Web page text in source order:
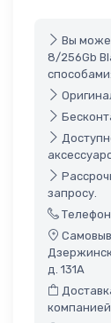
Вы
8/256Gb
способами:
запросу.
д. 131А